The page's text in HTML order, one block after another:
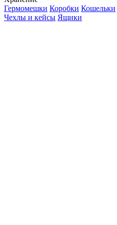
Гермомешки Коробки Кошельки
Чехлы и кейсы Ящики